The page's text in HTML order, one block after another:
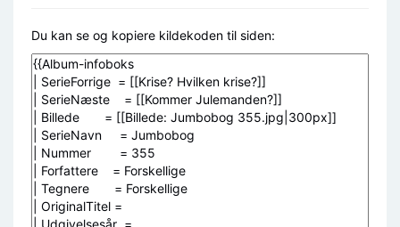
Du kan se og kopiere kildekoden til siden: